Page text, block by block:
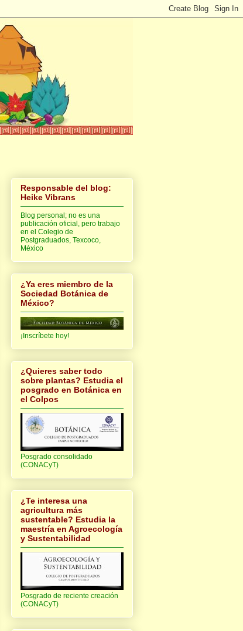
Responsable del blog:
Heike Vibrans
Blog personal; no es una
publicación oficial, pero trabajo
en el Colegio de
Postgraduados, Texcoco,
México
¿Ya eres miembro de la
Sociedad Botánica de
México?
¡Inscríbete hoy!
¿Quieres saber todo
sobre plantas? Estudia el
posgrado en Botánica en
el Colpos
Posgrado consolidado
(CONACyT)
¿Te interesa una
agricultura más
sustentable? Estudia la
maestría en Agroecología
y Sustentabilidad
Posgrado de reciente creación
(CONACyT)